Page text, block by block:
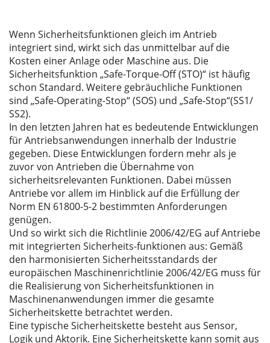
Wenn Sicherheitsfunktionen gleich im Antrieb
integriert sind, wirkt sich das unmittelbar auf die
Kosten einer Anlage oder Maschine aus. Die
Sicherheitsfunktion „Safe-Torque-Off (STO)“ ist häufig
schon Standard. Weitere gebräuchliche Funktionen
sind „Safe-Operating-Stop“ (SOS) und „Safe-Stop“(SS1/
SS2).
In den letzten Jahren hat es bedeutende Entwicklungen
für Antriebsanwendungen innerhalb der Industrie
gegeben. Diese Entwicklungen fordern mehr als je
zuvor von Antrieben die Übernahme von
sicherheitsrelevanten Funktionen. Dabei müssen
Antriebe vor allem im Hinblick auf die Erfüllung der
Norm EN 61800-5-2 bestimmten Anforderungen
genügen.
Und so wirkt sich die Richtlinie 2006/42/EG auf Antriebe
mit integrierten Sicherheits-funktionen aus: Gemäß
den harmonisierten Sicherheitsstandards der
europäischen Maschinenrichtlinie 2006/42/EG muss für
die Realisierung von Sicherheitsfunktionen in
Maschinenanwendungen immer die gesamte
Sicherheitskette betrachtet werden.
Eine typische Sicherheitskette besteht aus Sensor,
Logik und Aktorik. Eine Sicherheitskette kann somit aus